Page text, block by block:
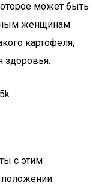
может быть
женщинам
картофеля,
здоровья.
с этим